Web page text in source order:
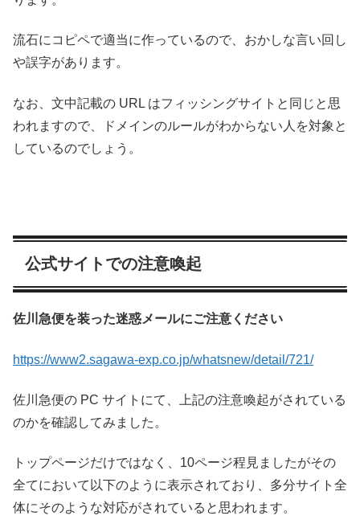
流石にコピペで適当に作っているので、おかしな言い回し
や誤字があります。
なお、文中記載の URL はフィッシングサイトと同じと思
われますので、ドメインのルールがわからない人を対象と
しているのでしょう。
公式サイトでの注意喚起
佐川急便を装った迷惑メールにご注意ください
https://www2.sagawa-exp.co.jp/whatsnew/detail/721/
佐川急便の PC サイトにて、上記の注意喚起がされている
のかを確認してみました。
トップページだけではなく、10ページ程見ましたがその
全てにおいて以下のように表示されており、多分サイト全
体にそのような対応がされていると思われます。